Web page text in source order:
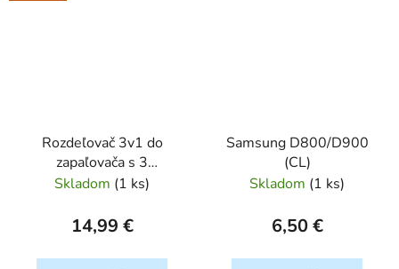
Rozdeľovač 3v1 do
zapaľovača s 3
zásuvkami a 1 USB
Skladom (1 ks)
14,99 €
Samsung D800/D900
(CL)
Skladom (1 ks)
6,50 €